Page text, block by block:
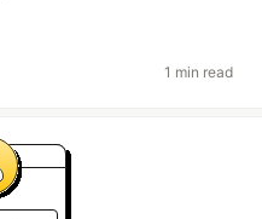
1 min read